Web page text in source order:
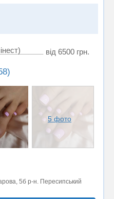
від 6500 грн.
5 фото
5б р-н. Пересипський